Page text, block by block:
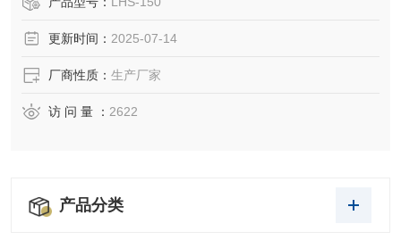
更新时间： 2025-07-14
厂商性质： 生产厂家
访 问 量 ： 2622
产品分类